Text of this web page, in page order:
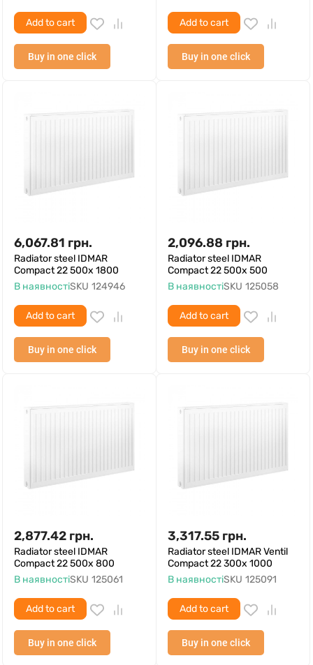
Add to cart
Buy in one click
Add to cart
Buy in one click
6,067.81 грн.
Radiator steel IDMAR
Compact 22 500x 1800
В наявностіSKU 124946
Add to cart
Buy in one click
2,096.88 грн.
Radiator steel IDMAR
Compact 22 500x 500
В наявностіSKU 125058
Add to cart
Buy in one click
2,877.42 грн.
Radiator steel IDMAR
Compact 22 500x 800
В наявностіSKU 125061
Add to cart
Buy in one click
3,317.55 грн.
Radiator steel IDMAR Ventil
Compact 22 300x 1000
В наявностіSKU 125091
Add to cart
Buy in one click